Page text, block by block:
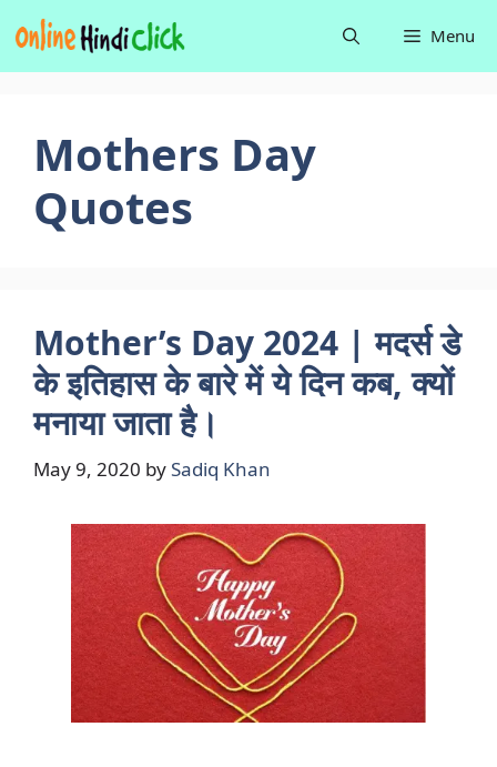
to
content
Menu
Mothers Day
Quotes
Mother’s Day 2024 | मदर्स डे
के इतिहास के बारे में ये दिन कब, क्यों
मनाया जाता है।
May 9, 2020 bySadiq Khan